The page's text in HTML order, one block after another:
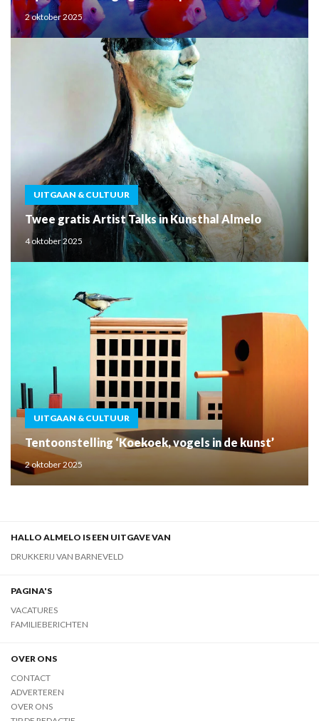
2 oktober 2025
UITGAAN & CULTUUR
Twee gratis Artist Talks in Kunsthal Almelo
4 oktober 2025
UITGAAN & CULTUUR
Tentoonstelling ‘Koekoek, vogels in de kunst’
2 oktober 2025
HALLO ALMELO IS EEN UITGAVE VAN
DRUKKERIJ VAN BARNEVELD
PAGINA'S
VACATURES
FAMILIEBERICHTEN
OVER ONS
CONTACT
ADVERTEREN
OVER ONS